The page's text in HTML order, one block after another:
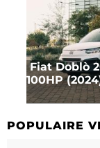
Fiat Doblò
100HP
POPULAIRE